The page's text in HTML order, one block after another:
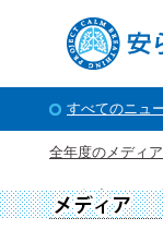
すべてのニュ
全年度のメディア
2015年度 2014